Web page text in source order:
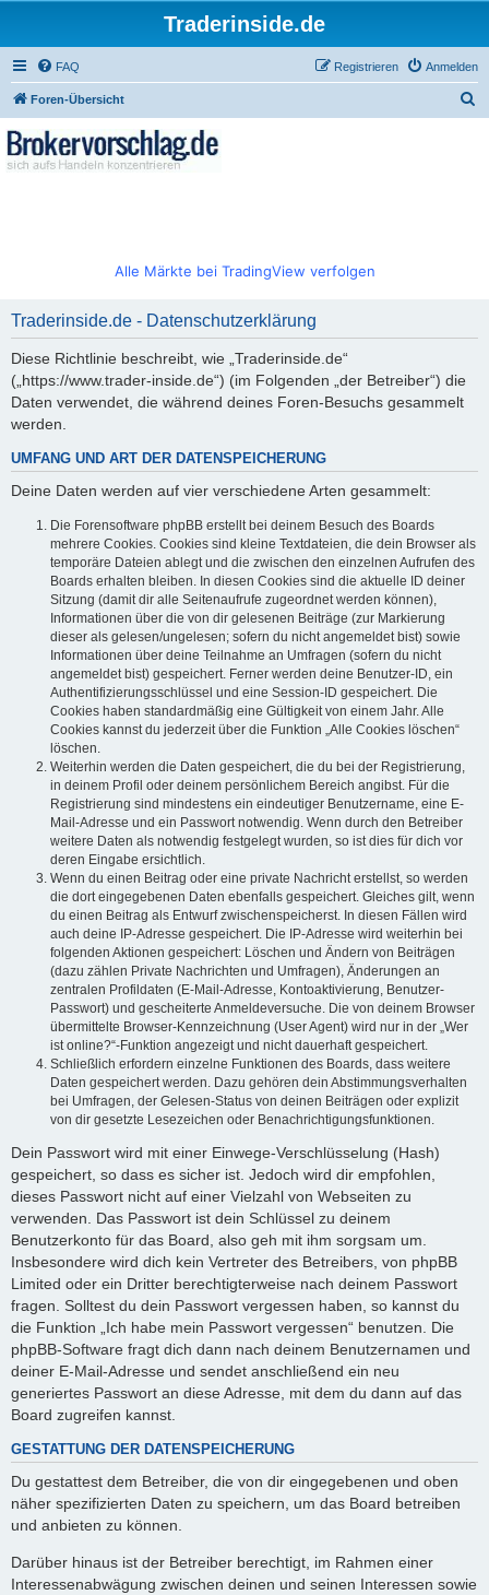
Traderinside.de
FAQ Anmelden
Registrieren
Foren-Übersicht
Alle Märkte bei TradingView verfolgen
Traderinside.de - Datenschutzerklärung
Diese Richtlinie beschreibt, wie „Traderinside.de“
(„https://www.trader-inside.de“) (im Folgenden „der Betreiber“) die
Daten verwendet, die während deines Foren-Besuchs gesammelt
werden.
UMFANG UND ART DER DATENSPEICHERUNG
Deine Daten werden auf vier verschiedene Arten gesammelt:
Die Forensoftware phpBB erstellt bei deinem Besuch des Boards
mehrere Cookies. Cookies sind kleine Textdateien, die dein Browser als
temporäre Dateien ablegt und die zwischen den einzelnen Aufrufen des
Boards erhalten bleiben. In diesen Cookies sind die aktuelle ID deiner
Sitzung (damit dir alle Seitenaufrufe zugeordnet werden können),
Informationen über die von dir gelesenen Beiträge (zur Markierung
dieser als gelesen/ungelesen; sofern du nicht angemeldet bist) sowie
Informationen über deine Teilnahme an Umfragen (sofern du nicht
angemeldet bist) gespeichert. Ferner werden deine Benutzer-ID, ein
Authentifizierungsschlüssel und eine Session-ID gespeichert. Die
Cookies haben standardmäßig eine Gültigkeit von einem Jahr. Alle
Cookies kannst du jederzeit über die Funktion „Alle Cookies löschen“
löschen.
Weiterhin werden die Daten gespeichert, die du bei der Registrierung,
in deinem Profil oder deinem persönlichem Bereich angibst. Für die
Registrierung sind mindestens ein eindeutiger Benutzername, eine E-
Mail-Adresse und ein Passwort notwendig. Wenn durch den Betreiber
weitere Daten als notwendig festgelegt wurden, so ist dies für dich vor
deren Eingabe ersichtlich.
Wenn du einen Beitrag oder eine private Nachricht erstellst, so werden
die dort eingegebenen Daten ebenfalls gespeichert. Gleiches gilt, wenn
du einen Beitrag als Entwurf zwischenspeicherst. In diesen Fällen wird
auch deine IP-Adresse gespeichert. Die IP-Adresse wird weiterhin bei
folgenden Aktionen gespeichert: Löschen und Ändern von Beiträgen
(dazu zählen Private Nachrichten und Umfragen), Änderungen an
zentralen Profildaten (E-Mail-Adresse, Kontoaktivierung, Benutzer-
Passwort) und gescheiterte Anmeldeversuche. Die von deinem Browser
übermittelte Browser-Kennzeichnung (User Agent) wird nur in der „Wer
ist online?“-Funktion angezeigt und nicht dauerhaft gespeichert.
Schließlich erfordern einzelne Funktionen des Boards, dass weitere
Daten gespeichert werden. Dazu gehören dein Abstimmungsverhalten
bei Umfragen, der Gelesen-Status von deinen Beiträgen oder explizit
von dir gesetzte Lesezeichen oder Benachrichtigungsfunktionen.
Dein Passwort wird mit einer Einwege-Verschlüsselung (Hash)
gespeichert, so dass es sicher ist. Jedoch wird dir empfohlen,
dieses Passwort nicht auf einer Vielzahl von Webseiten zu
verwenden. Das Passwort ist dein Schlüssel zu deinem
Benutzerkonto für das Board, also geh mit ihm sorgsam um.
Insbesondere wird dich kein Vertreter des Betreibers, von phpBB
Limited oder ein Dritter berechtigterweise nach deinem Passwort
fragen. Solltest du dein Passwort vergessen haben, so kannst du
die Funktion „Ich habe mein Passwort vergessen“ benutzen. Die
phpBB-Software fragt dich dann nach deinem Benutzernamen und
deiner E-Mail-Adresse und sendet anschließend ein neu
generiertes Passwort an diese Adresse, mit dem du dann auf das
Board zugreifen kannst.
GESTATTUNG DER DATENSPEICHERUNG
Du gestattest dem Betreiber, die von dir eingegebenen und oben
näher spezifizierten Daten zu speichern, um das Board betreiben
und anbieten zu können.
Darüber hinaus ist der Betreiber berechtigt, im Rahmen einer
Interessenabwägung zwischen deinen und seinen Interessen sowie